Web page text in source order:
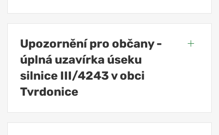
Upozornění pro občany -
úplná uzavírka úseku
silnice III/4243 v obci
Tvrdonice